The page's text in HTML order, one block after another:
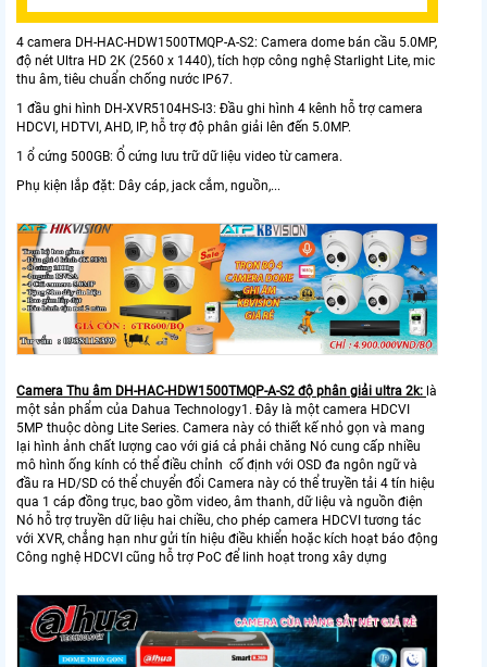
4 camera DH-HAC-HDW1500TMQP-A-S2: Camera dome bán cầu 5.0MP,
độ nét Ultra HD 2K (2560 x 1440), tích hợp công nghệ Starlight Lite, mic
thu âm, tiêu chuẩn chống nước IP67.
1 đầu ghi hình DH-XVR5104HS-I3: Đầu ghi hình 4 kênh hỗ trợ camera
HDCVI, HDTVI, AHD, IP, hỗ trợ độ phân giải lên đến 5.0MP.
1 ổ cứng 500GB: Ổ cứng lưu trữ dữ liệu video từ camera.
Phụ kiện lắp đặt: Dây cáp, jack cắm, nguồn,...
Camera Thu âm DH-HAC-HDW1500TMQP-A-S2 độ phân giải ultra 2k: là
một sản phẩm của Dahua Technology1. Đây là một camera HDCVI
5MP thuộc dòng Lite Series. Camera này có thiết kế nhỏ gọn và mang
lại hình ảnh chất lượng cao với giá cả phải chăng Nó cung cấp nhiều
mô hình ống kính có thể điều chỉnh cố định với OSD đa ngôn ngữ và
đầu ra HD/SD có thể chuyển đổi Camera này có thể truyền tải 4 tín hiệu
qua 1 cáp đồng trục, bao gồm video, âm thanh, dữ liệu và nguồn điện
Nó hỗ trợ truyền dữ liệu hai chiều, cho phép camera HDCVI tương tác
với XVR, chẳng hạn như gửi tín hiệu điều khiển hoặc kích hoạt báo động
Công nghệ HDCVI cũng hỗ trợ PoC để linh hoạt trong xây dựng